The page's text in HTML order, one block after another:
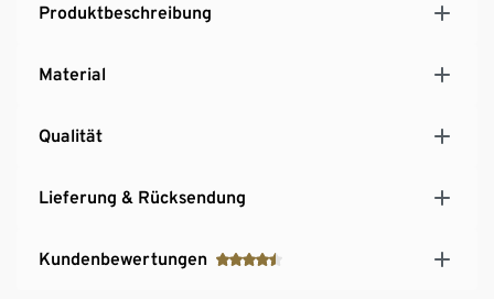
Produktbeschreibung
Material
Qualität
Lieferung & Rücksendung
Kundenbewertungen